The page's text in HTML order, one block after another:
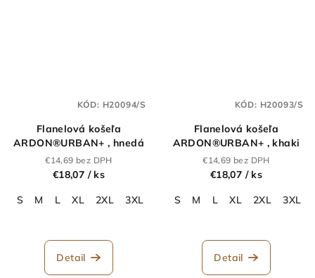
Flanelová košeľa
ARDON®URBAN+ , hnedá
€14,69 bez DPH
€18,07 / ks
S
M L XL 2XL 3XL
Detail
KÓD: H20094/S
Flanelová košeľa
ARDON®URBAN+ , khaki
€14,69 bez DPH
€18,07 / ks
S
M L XL 2XL 3XL
Detail
KÓD: H20093/S